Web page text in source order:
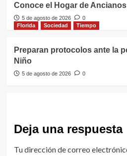
Conoce el Hogar de
5 de agosto de 2026
0
Florida
Sociedad Tiempo
Preparan protocolos ante la
Niño
5 de agosto de 2026 0
Deja una respuesta
Tu dirección de correo